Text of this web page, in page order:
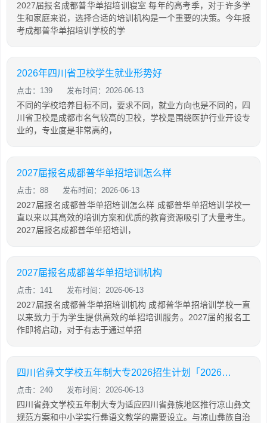
2027届报名成都普华单招培训寝室 每年的高考季，对于许多学
生和家庭来说，选择合适的培训机构是一个重要的决策。今年报
考成都普华单招培训学校的学
2026年四川省卫校学生就业形势好
点击：139 发布时间：2026-06-13
不同的学校培养目标不同，要求不同，就业方向也是不同的，四
川省卫校是成都市名气较高的卫校，学校是围绕医护行业开设专
业的，专业度是非常高的，
2027届报名成都普华单招培训怎么样
点击：88 发布时间：2026-06-13
2027届报名成都普华单招培训怎么样 成都普华单招培训学校一
直以来以其高效的培训方案和优质的教育资源吸引了大量考生。
2027届报名成都普华单招培训，
2027届报名成都普华单招培训机构
点击：141 发布时间：2026-06-13
2027届报名成都普华单招培训机构 成都普华单招培训学校一直
以来致力于为学生提供高效的单招培训服务。2027届的报名工
作即将启动，对于有志于通过单招
四川省彝文学校五年制大专2026招生计划「2026年更新」
点击：240 发布时间：2026-06-13
四川省彝文学校五年制大专为适应四川省彝族地区推行凉山彝文
规范方案和中小学实行彝语文教学的需要设立。与凉山彝族自治